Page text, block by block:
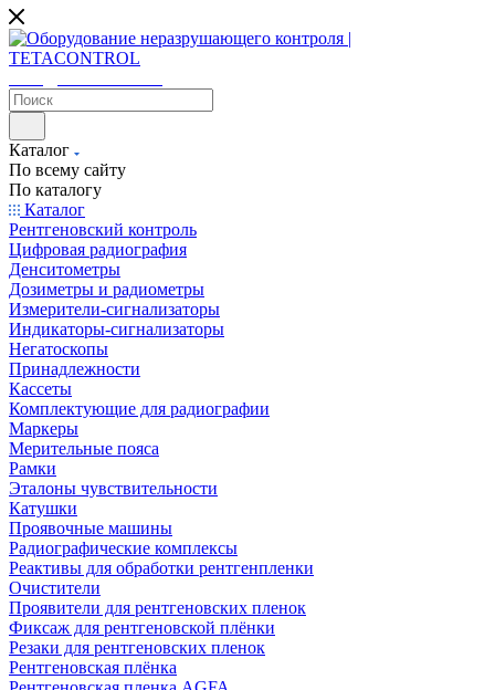
Каталог
По всему сайту
По каталогу
Каталог
Рентгеновский контроль
Цифровая радиография
Денситометры
Дозиметры и радиометры
Измерители-сигнализаторы
Индикаторы-сигнализаторы
Негатоскопы
Принадлежности
Кассеты
Комплектующие для радиографии
Маркеры
Мерительные пояса
Рамки
Эталоны чувствительности
Катушки
Проявочные машины
Радиографические комплексы
Реактивы для обработки рентгенпленки
Очистители
Проявители для рентгеновских пленок
Фиксаж для рентгеновской плёнки
Резаки для рентгеновских пленок
Рентгеновская плёнка